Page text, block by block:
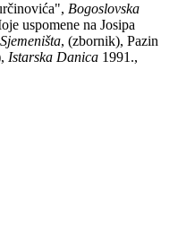
Bogoslovska
uspomene na Josipa
, (zbornik), Pazin
Istarska Danica 1991.,